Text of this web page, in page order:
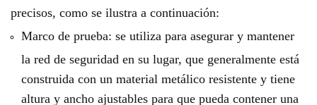
precisos, como se ilustra a continuación:
Marco de prueba: se utiliza para asegurar y mantener
la red de seguridad en su lugar, que generalmente está
construida con un material metálico resistente y tiene
altura y ancho ajustables para que pueda contener una